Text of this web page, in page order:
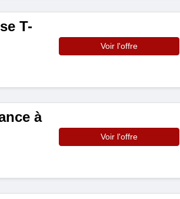
T-
Voir l'offre
à
Voir l'offre